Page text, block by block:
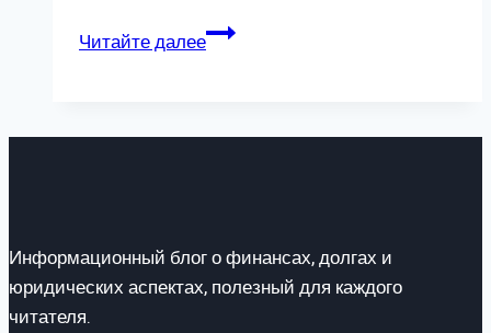
Читайте далееСтоимость
Информационный блог о финансах, долгах и
юридических аспектах, полезный для каждого
читателя.